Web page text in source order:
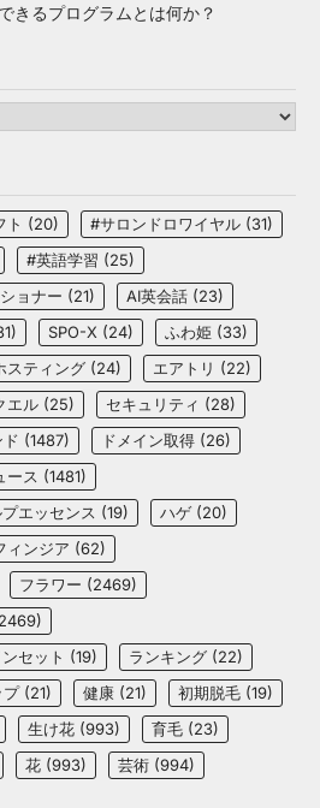
きるプログラムとは何か？
ト (20) #サロンドロワイヤル (31)
#英語学習 (25)
ョナー (21) AI英会話 (23)
SPO-X (24) ふわ姫 (33)
スティング (24) エアトリ (22)
エル (25) セキュリティ (28)
ド (1487) ドメイン取得 (26)
ース (1481)
エッセンス (19) ハゲ (20)
ィンジア (62)
フラワー (2469)
セット (19) ランキング (22)
プ(21) 健康 (21) 初期脱毛 (19)
生け花 (993) 育毛 (23)
花 (993) 芸術 (994)